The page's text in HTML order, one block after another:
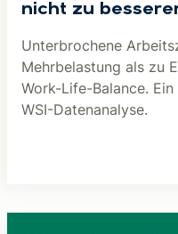
nicht zu
Unterbrochene
Mehrbelastung als zu
Work-Life-Balance.
WSI-Datenanalyse.